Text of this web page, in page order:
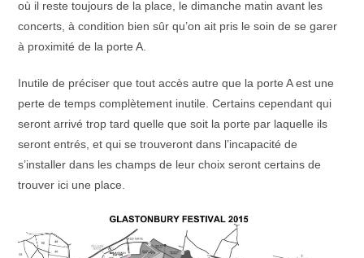
où il reste toujours de la place, le dimanche matin avant les
concerts, à condition bien sûr qu’on ait pris le soin de se garer
à proximité de la porte A.
Inutile de préciser que tout accès autre que la porte A est une
perte de temps complètement inutile. Certains cependant qui
seront arrivé trop tard quelle que soit la porte par laquelle ils
seront entrés, et qui se trouveront dans l’incapacité de
s’installer dans les champs de leur choix seront certains de
trouver ici une place.